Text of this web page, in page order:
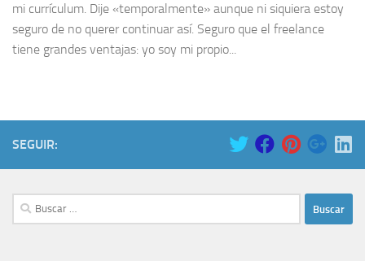
mi currículum. Dije «temporalmente» aunque ni siquiera estoy
seguro de no querer continuar así. Seguro que el freelance
tiene grandes ventajas: yo soy mi propio...
SEGUIR:
Buscar: